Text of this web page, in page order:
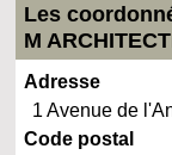
Les
M
Adresse
1 Avenue de
Code postal